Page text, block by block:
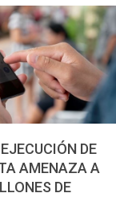
DE
AMENAZA A
DE